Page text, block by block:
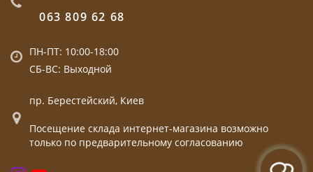
063 809 62 68
ПН-ПТ: 10:00-18:00
СБ-ВС: Выходной
пр. Берестейский, Киев
Посещение склада интернет-магазина возможно
только по предварительному согласованию